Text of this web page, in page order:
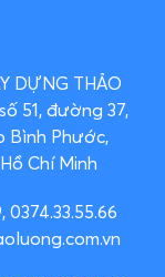
DỰNG THẢO
51, đường 37,
Bình Phước,
Chí Minh
0374.33.55.66